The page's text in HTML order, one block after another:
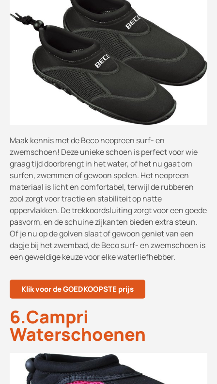
Maak kennis met de Beco neopreen surf- en
zwemschoen! Deze unieke schoen is perfect voor wie
graag tijd doorbrengt in het water, of het nu gaat om
surfen, zwemmen of gewoon spelen. Het neopreen
materiaal is licht en comfortabel, terwijl de rubberen
zool zorgt voor tractie en stabiliteit op natte
oppervlakken. De trekkoordsluiting zorgt voor een goede
pasvorm, en de schuine zijkanten bieden extra steun.
Of je nu op de golven slaat of gewoon geniet van een
dagje bij het zwembad, de Beco surf- en zwemschoen is
een geweldige keuze voor elke waterliefhebber.
Klik voor de GOEDKOOPSTE prijs
6.Campri
Waterschoenen